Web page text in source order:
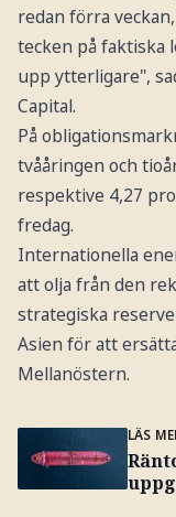
redan förra
tecken på faktiska
upp ytterligare",
Capital.
På
tvååringen och
respektive 4,27
fredag.
Internationella
att olja från den
strategiska
Asien för att
Mellanöstern.
LÄS